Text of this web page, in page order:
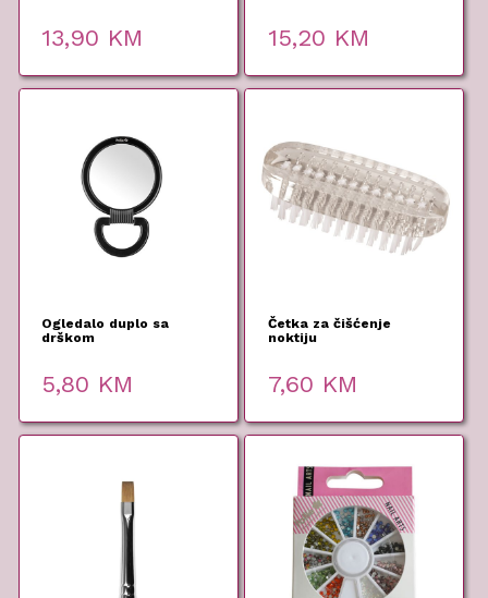
13,90 KM 15,20 KM
Ogledalo duplo sa
drškom
5,80 KM
Četka za čišćenje
noktiju
7,60 KM